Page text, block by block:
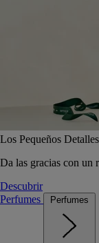
Los Pequeños Detalles
Da las gracias con un
Descubrir
Perfumes
Perfumes